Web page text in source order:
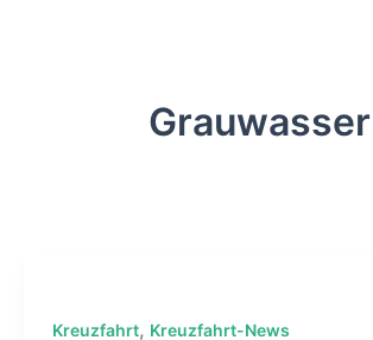
Grauwasser
Kreuzfahrt, Kreuzfahrt-News